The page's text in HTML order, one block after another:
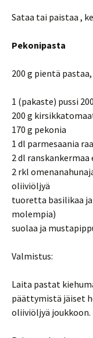
Sataa tai paistaa ,
Pekonipasta
200 g pientä
1 (pakaste) pussi
200 g
170 g pekonia
1 dl parmesaania
2 dl
2 rkl
oliiviöljyä
tuoretta basilikaa
molempia)
suolaa ja
Valmistus:
Laita pastat
päättymistä jäiset
oliiviöljyä joukkoon.